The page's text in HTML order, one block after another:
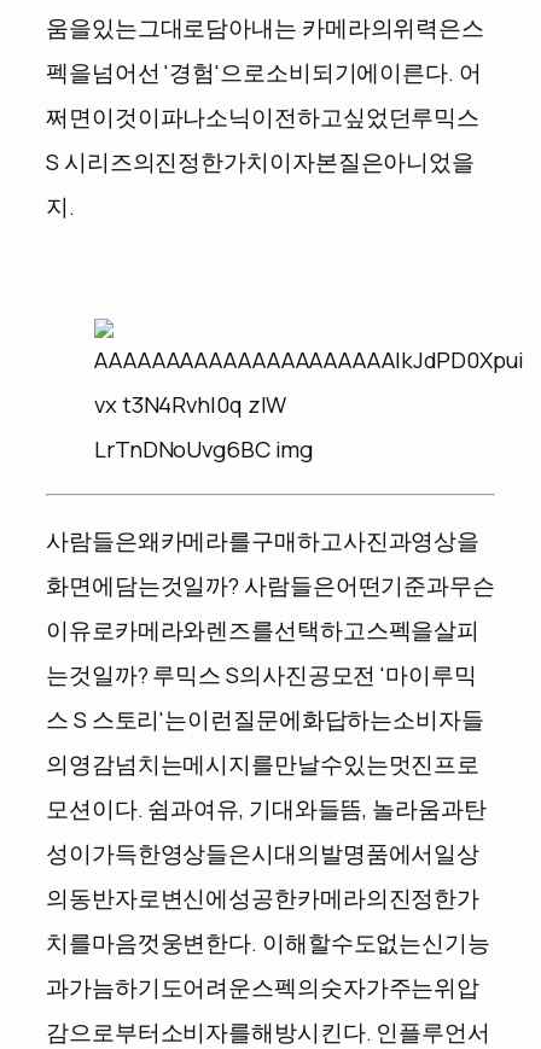
움을있는그대로담아내는 카메라의위력은스
펙을넘어선 '경험'으로소비되기에이른다. 어
쩌면이것이파나소닉이전하고싶었던루믹스
S 시리즈의진정한가치이자본질은아니었을
지.
사람들은왜카메라를구매하고사진과영상을
화면에담는것일까? 사람들은어떤기준과무슨
이유로카메라와렌즈를선택하고스펙을살피
는것일까?루믹스S의사진공모전 '마이루믹
스S 스토리'는이런질문에화답하는소비자들
의영감넘치는메시지를만날수있는멋진프로
모션이다.쉼과여유, 기대와들뜸, 놀라움과탄
성이가득한영상들은시대의발명품에서일상
의동반자로변신에성공한카메라의진정한가
치를마음껏웅변한다. 이해할수도없는신기능
과가늠하기도어려운스펙의숫자가주는위압
감으로부터소비자를해방시킨다. 인플루언서